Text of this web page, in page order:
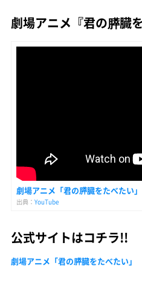
劇場アニメ『君の膵臓
劇場アニメ「君の膵臓をたべたい
出典： YouTube
公式サイトはコチラ!!
劇場アニメ「君の膵臓をたべたい」